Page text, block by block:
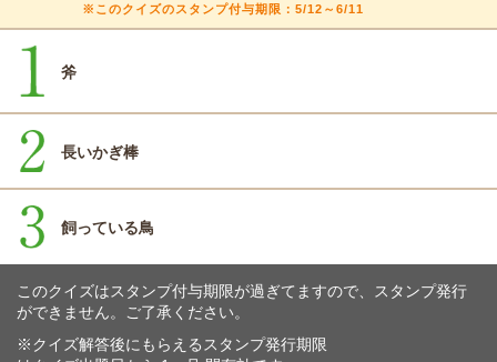
※このクイズのスタンプ付与期限：5/12～6/11
斧
長いかぎ棒
飼っている鳥
このクイズはスタンプ付与期限が過ぎてますので、スタンプ発行
ができません。ご了承ください。
※クイズ解答後にもらえるスタンプ発行期限